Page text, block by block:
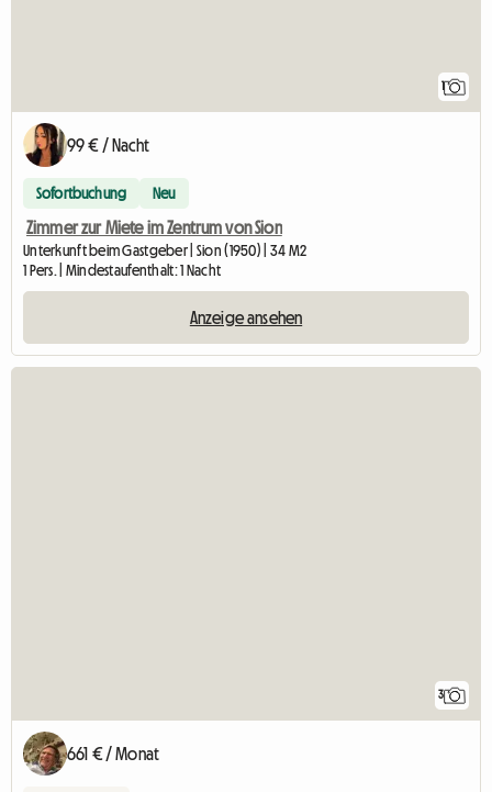
1
99 € / Nacht
Sofortbuchung Neu
Zimmer zur Miete im Zentrum von Sion
Unterkunft beim Gastgeber | Sion (1950) | 34 M2
1 Pers. | Mindestaufenthalt: 1 Nacht
Anzeige ansehen
3
661 € / Monat